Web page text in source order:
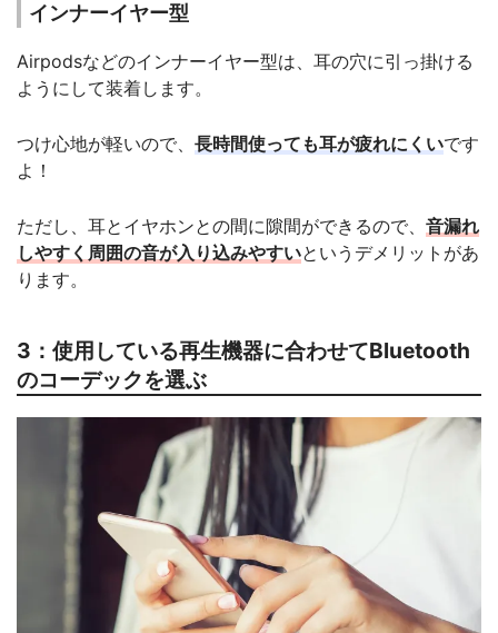
インナーイヤー型
Airpodsなどのインナーイヤー型は、耳の穴に引っ掛ける
ようにして装着します。
つけ心地が軽いので、 長時間使っても耳が疲れにくいです
よ！
ただし、耳とイヤホンとの間に隙間ができるので、 音漏れ
しやすく周囲の音が入り込みやすいというデメリットがあ
ります。
3：使用している再生機器に合わせてBluetooth
のコーデックを選ぶ